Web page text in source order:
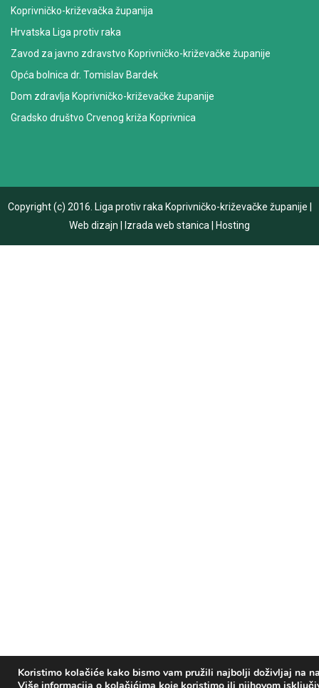
Koristimo kolačiće kako bismo vam pružili najbolji doživljaj na
Koprivničko-križevačka županija
Hrvatska Liga protiv raka
Zavod za javno zdravstvo Koprivničko-križevačke županije
Opća bolnica dr. Tomislav Bardek
Dom zdravlja Koprivničko-križevačke županije
Gradsko društvo Crvenog križa Koprivnica
Copyright (c) 2016. Liga protiv raka Koprivničko-križevačke županije
Web dizajn
Izrada web stanica Hosting